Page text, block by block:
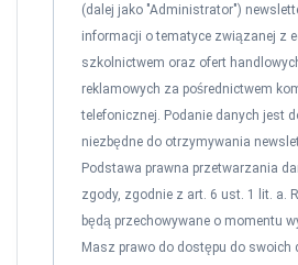
(dalej jako "Administrator")
informacji o tematyce związanej z
szkolnictwem oraz ofert
reklamowych za pośrednictwem
telefonicznej. Podanie danych jest
niezbędne do otrzymywania
Podstawa prawna przetwarzania
zgody, zgodnie z art. 6 ust. 1 lit. a.
będą przechowywane o momentu
Masz prawo do dostępu do swoich